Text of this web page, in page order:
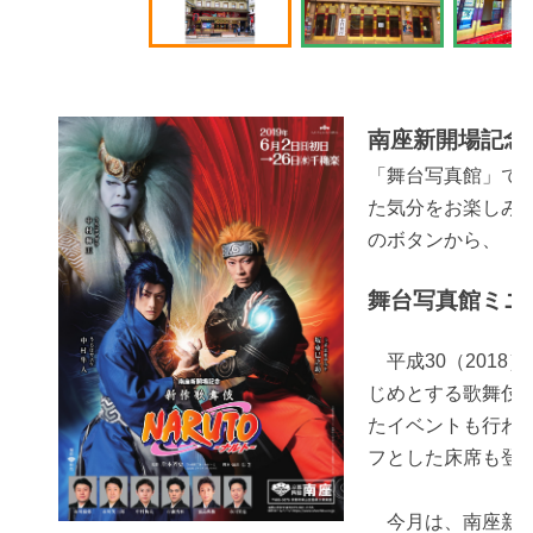
南座新開場記念
「舞台写真館」
た気分をお楽しみ
のボタンから、「
舞台写真館ミニ
平成30（2018）
じめとする歌舞伎
たイベントも行わ
フとした床席も登
今月は、南座新